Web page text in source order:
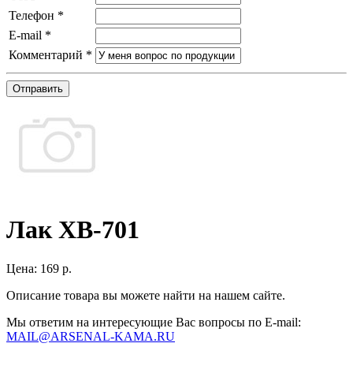
Телефон *
E-mail *
Комментарий *
Отправить
Лак ХВ-701
Цена: 169 р.
Описание товара вы можете найти на нашем сайте.
Мы ответим на интересующие Вас вопросы по E-mail:
MAIL@ARSENAL-KAMA.RU